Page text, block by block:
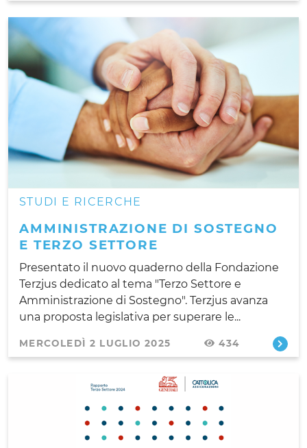
STUDI E RICERCHE
AMMINISTRAZIONE DI SOSTEGNO
E TERZO SETTORE
Presentato il nuovo quaderno della Fondazione
Terzjus dedicato al tema "Terzo Settore e
Amministrazione di Sostegno". Terzjus avanza
una proposta legislativa per superare le...
MERCOLEDÌ 2 LUGLIO 2025 434